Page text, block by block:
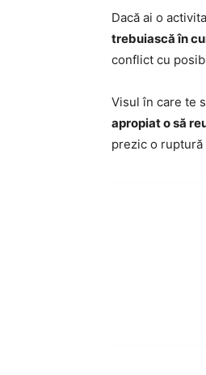
Dacă ai o
trebuiască în
conflict cu
Visul în care te
apropiat o să
prezic o ruptură